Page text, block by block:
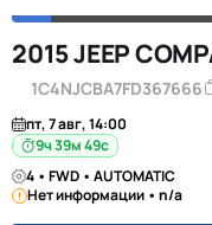
2015 JEEP
1C4NJCBA7FD367666
пт, 7 авг, 14:00
9ч 39м 48с
4 • FWD • AUTOMATIC
Нет информации • n/a